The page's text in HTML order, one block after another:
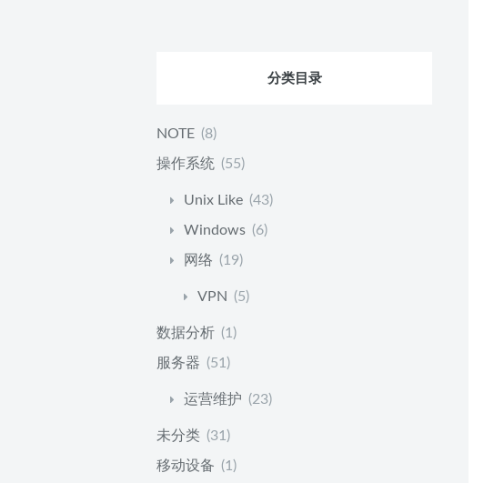
分类目录
NOTE (8)
操作系统 (55)
Unix Like (43)
Windows (6)
网络 (19)
VPN (5)
数据分析 (1)
服务器 (51)
运营维护 (23)
未分类 (31)
移动设备 (1)